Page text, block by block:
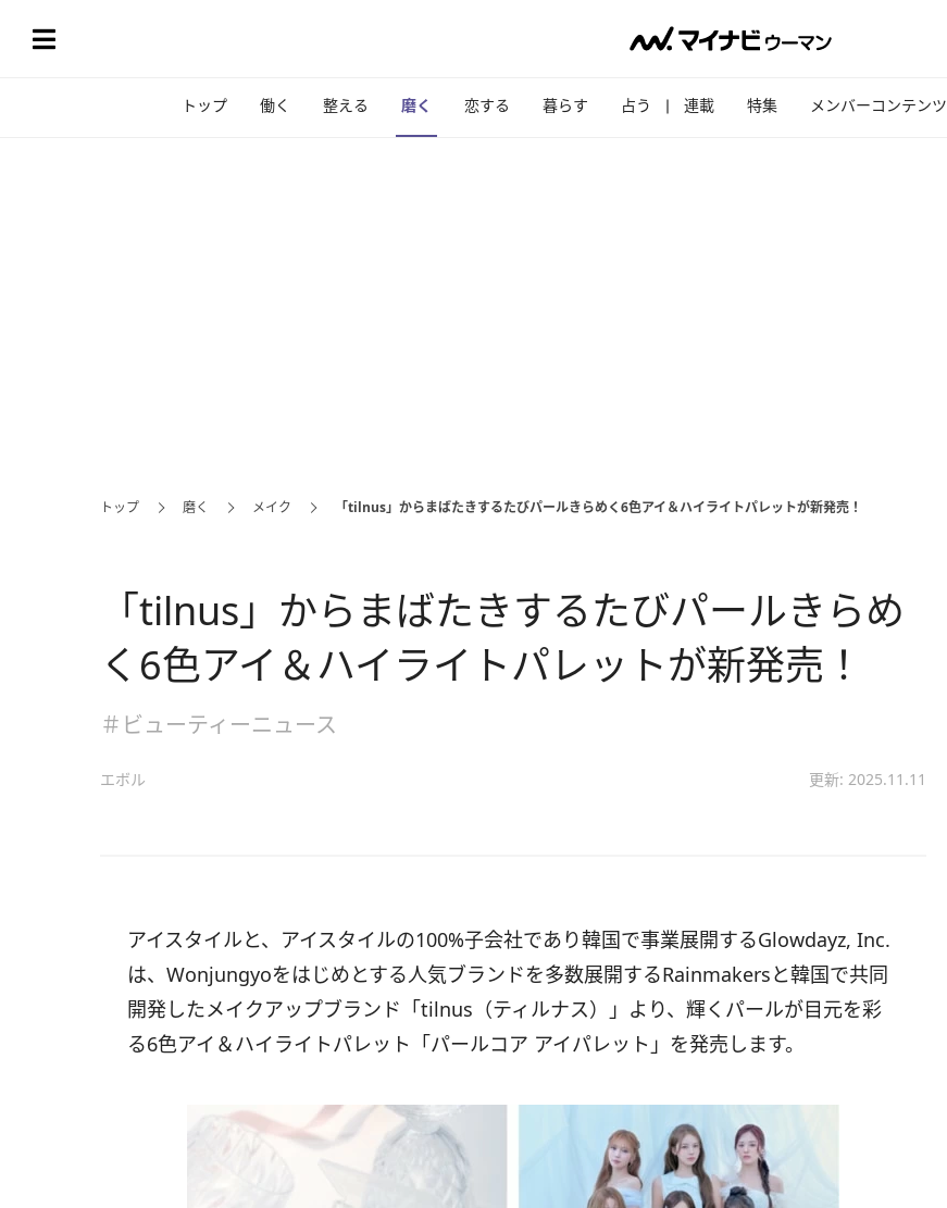
トップ 働く 整える 磨く 恋する 暮らす 占う 連載 特集 メンバーコンテンツ
トップ 磨く メイク 「tilnus」からまばたきするたびパールきらめく6色アイ＆ハイライトパレットが新発売！
「tilnus」からまばたきするたびパールきらめ
く6色アイ＆ハイライトパレットが新発売！
＃ビューティーニュース
エボル 更新: 2025.11.11
アイスタイルと、アイスタイルの100%子会社であり韓国で事業展開するGlowdayz, Inc.
は、Wonjungyoをはじめとする人気ブランドを多数展開するRainmakersと韓国で共同
開発したメイクアップブランド「tilnus（ティルナス）」より、輝くパールが目元を彩
る6色アイ＆ハイライトパレット「パールコア アイパレット」を発売します。